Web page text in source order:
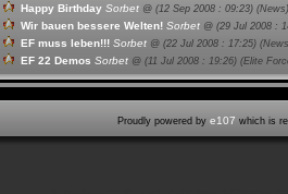
Happy Birthday Sorbet@ (12 Sep 2008 : 09:23) (News)
Wir bauen bessere Welten! Sorbet@ (29 Jul 2008 :
EF muss leben!!! Sorbet@ (22 Jul 2008 : 17:25)
EF 22 Demos Sorbet@ (11 Jul 2008 : 19:26) (Elite
Proudly powered by e107 which is